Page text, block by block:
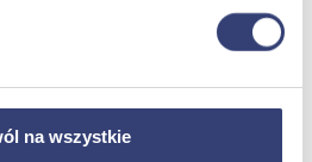
na wszystkie
z nami!